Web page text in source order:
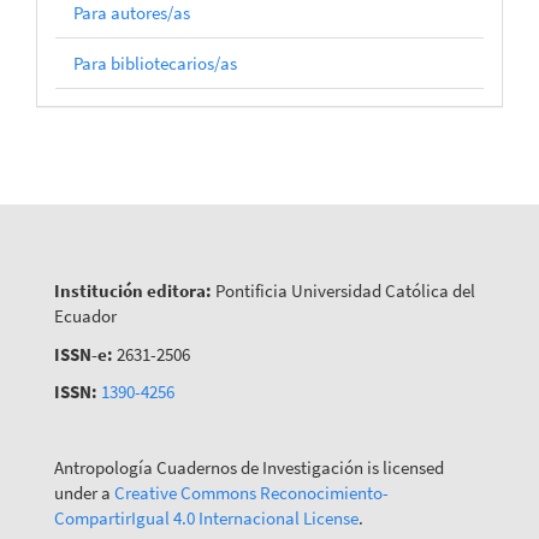
Para autores/as
Para bibliotecarios/as
Institución editora: Pontificia Universidad Católica del
Ecuador
ISSN-e: 2631-2506
ISSN: 1390-4256
Antropología Cuadernos de Investigación is licensed
under a Creative Commons Reconocimiento-
CompartirIgual 4.0 Internacional License.